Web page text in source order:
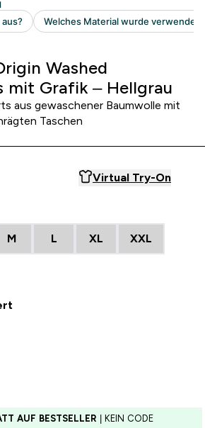
Washed
mit Grafik – Hellgrau
aus gewaschener Baumwolle mit
Taschen
Virtual Try-On
M L XL XXL
AUF BESTSELLER | KEIN CODE